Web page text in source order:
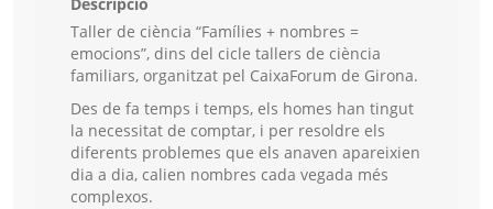
Descripció
Taller de ciència “Famílies + nombres =
emocions”, dins del cicle tallers de ciència
familiars, organitzat pel CaixaForum de Girona.
Des de fa temps i temps, els homes han tingut
la necessitat de comptar, i per resoldre els
diferents problemes que els anaven apareixien
dia a dia, calien nombres cada vegada més
complexos.